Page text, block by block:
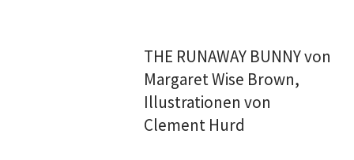
THE RUNAWAY BUNNY von
Margaret Wise Brown,
Illustrationen von
Clement Hurd